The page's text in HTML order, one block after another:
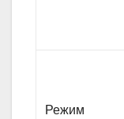
Режим